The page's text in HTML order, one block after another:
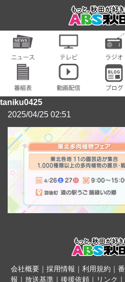
taniku0425
2025/04/25 02:51
会社概要｜ 採用情報 ｜ 利用規約 ｜
報 ｜ 放送基準 ｜ 後援依頼 ｜ リンク ｜